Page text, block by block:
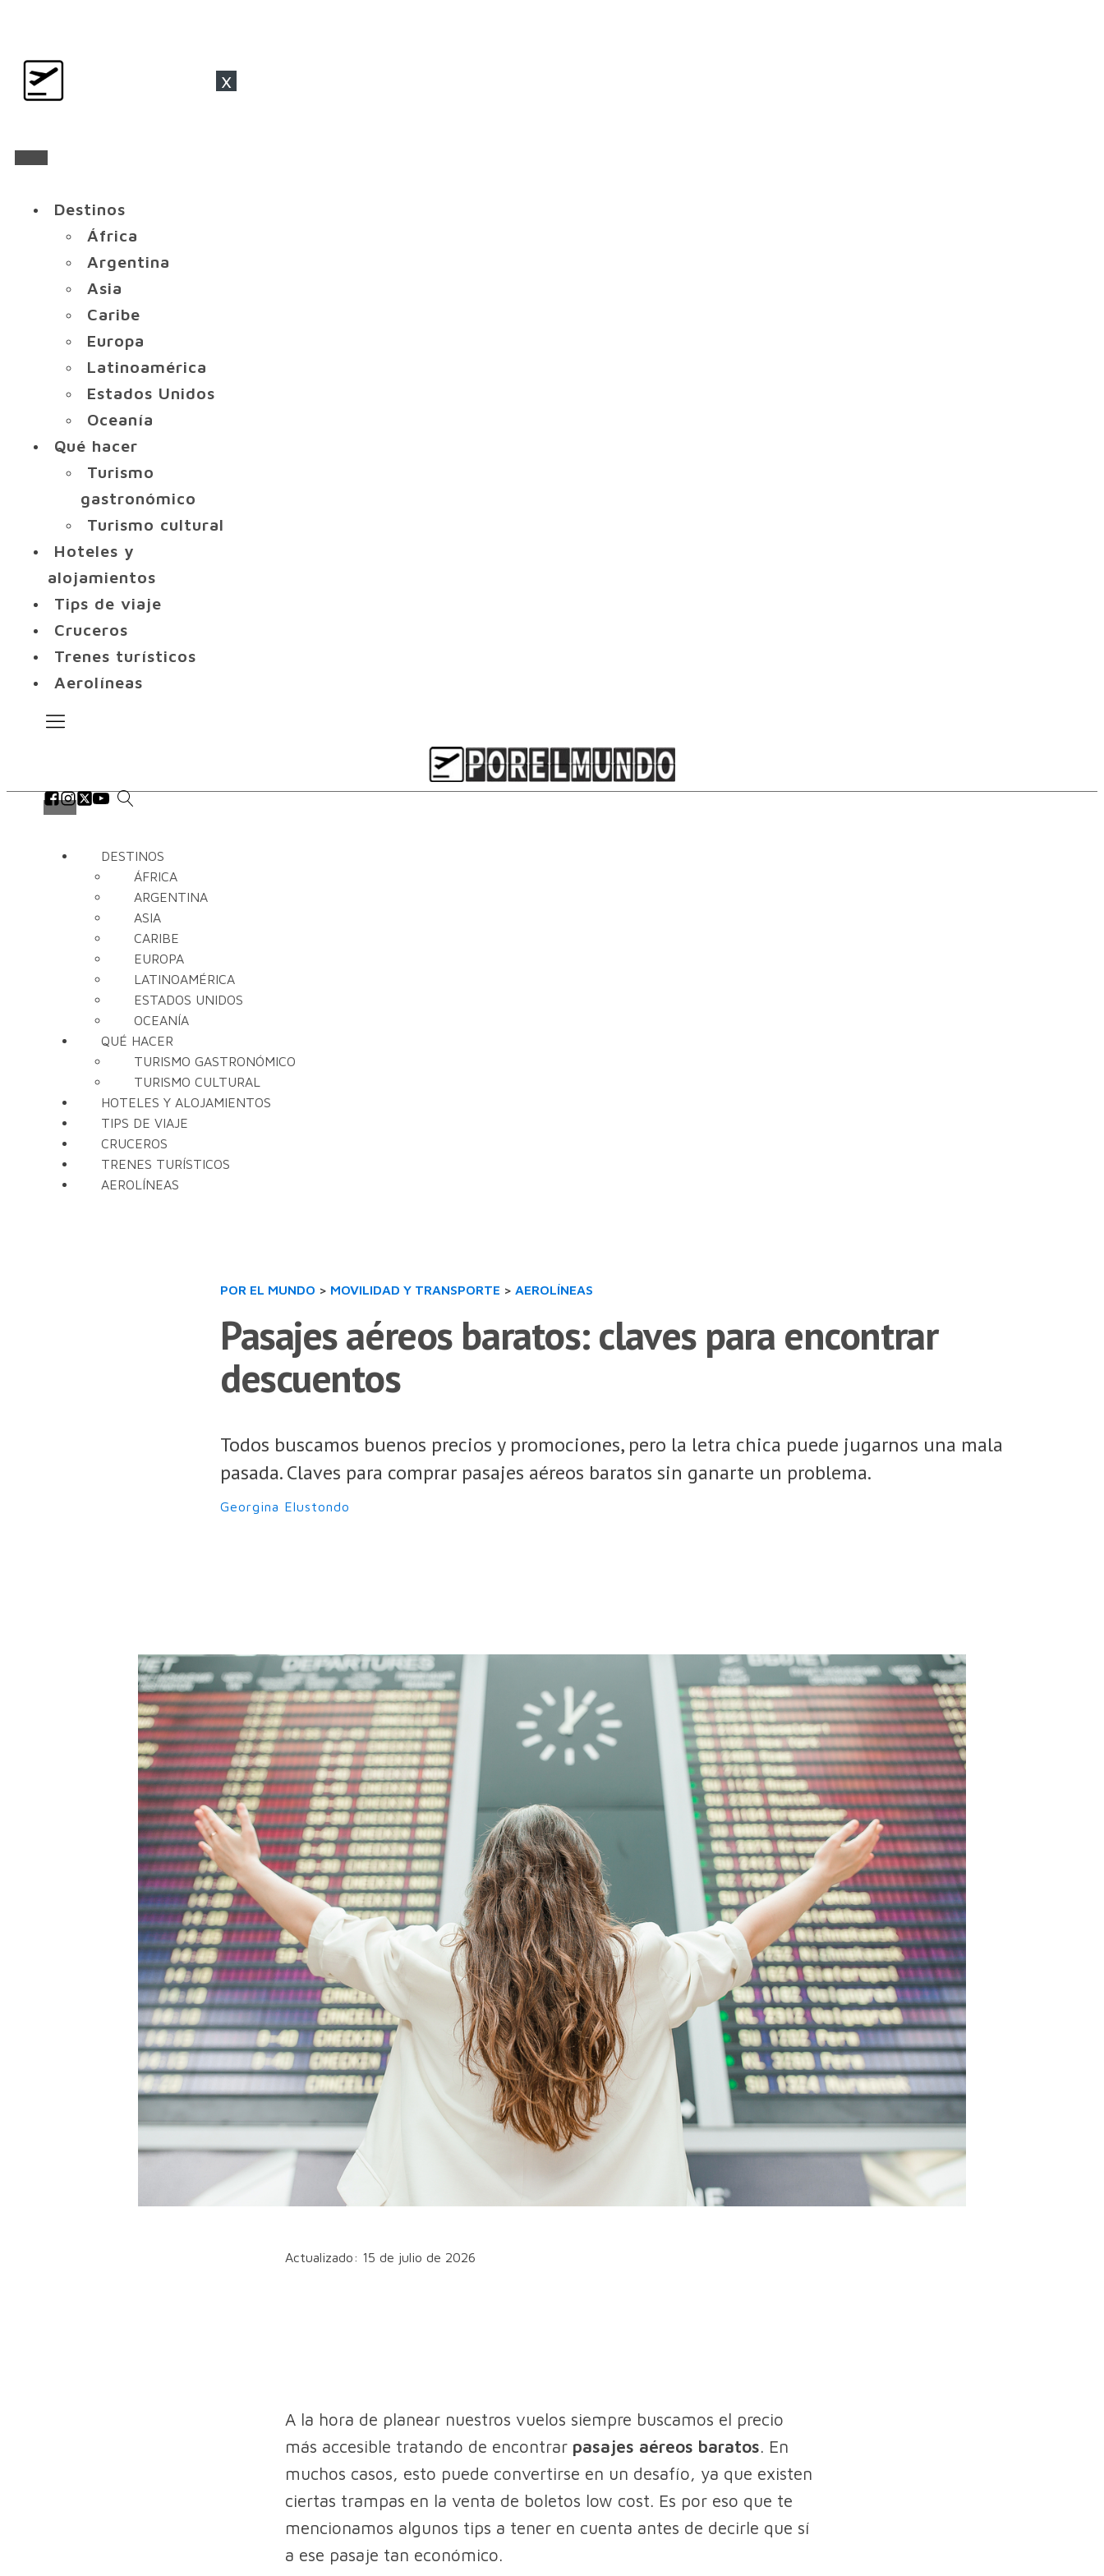
x
Destinos
África
Argentina
Asia
Caribe
Europa
Latinoamérica
Estados Unidos
Oceanía
Qué hacer
Turismo
gastronómico
Turismo cultural
Hoteles y
alojamientos
Tips de viaje
Cruceros
Trenes turísticos
Aerolíneas
DESTINOS
ÁFRICA
ARGENTINA
ASIA
CARIBE
EUROPA
LATINOAMÉRICA
ESTADOS UNIDOS
OCEANÍA
QUÉ HACER
TURISMO GASTRONÓMICO
TURISMO CULTURAL
HOTELES Y ALOJAMIENTOS
TIPS DE VIAJE
CRUCEROS
TRENES TURÍSTICOS
AEROLÍNEAS
POR EL MUNDO > MOVILIDAD Y TRANSPORTE > AEROLÍNEAS
Pasajes aéreos baratos: claves para encontrar
descuentos
Todos buscamos buenos precios y promociones, pero la letra chica puede jugarnos una mala
pasada. Claves para comprar pasajes aéreos baratos sin ganarte un problema.
Georgina Elustondo
Actualizado: 15 de julio de 2026
A la hora de planear nuestros vuelos siempre buscamos el precio
más accesible tratando de encontrar pasajes aéreos baratos. En
muchos casos, esto puede convertirse en un desafío, ya que existen
ciertas trampas en la venta de boletos low cost. Es por eso que te
mencionamos algunos tips a tener en cuenta antes de decirle que sí
a ese pasaje tan económico.